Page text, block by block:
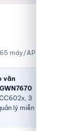
65 máy/AP
văn
3
lý miễn